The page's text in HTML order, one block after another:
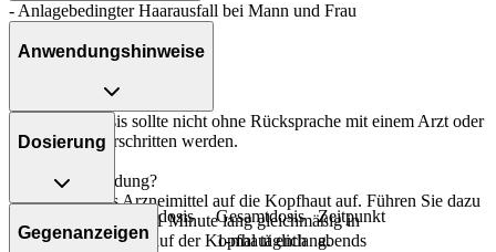
- Anlagebedingter Haarausfall bei Mann und Frau
Anwendungshinweise
Die Gesamtdosis sollte nicht ohne Rücksprache mit einem Arzt oder
Apotheker überschritten werden.
Art der Anwendung?
Tropfen Sie das Arzneimittel auf die Kopfhaut auf. Führen Sie dazu
den Applikator etwa 1 Minute lang gleichmäßig in
Streichbewegungen auf der Kopfhaut entlang.
Dosierung
Einzeldosis Gesamtdosis
Zeitpunkt
Erwachsene
3ml 1-mal täglich abends
Gegenanzeigen